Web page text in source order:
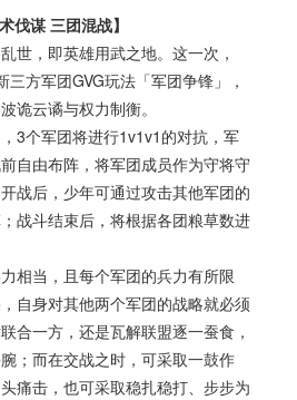
术伐谋 三团混战】
世，即英雄用武之地。这一次，
三方军团GVG玩法「军团争锋」，
诡云谲与权力制衡。
3个军团将进行1v1v1 的对抗，军
自由布阵，将军团成员作为守将守
战后，少年可通过攻击其他军团的
战斗结束后，将根据各团粮草数进
相当，且每个军团的兵力有所限
自身对其他两个军团的战略就必须
合一方，还是瓦解联盟逐一蚕食，
；而在交战之时，可采取一鼓作
痛击，也可采取稳扎稳打、步步为